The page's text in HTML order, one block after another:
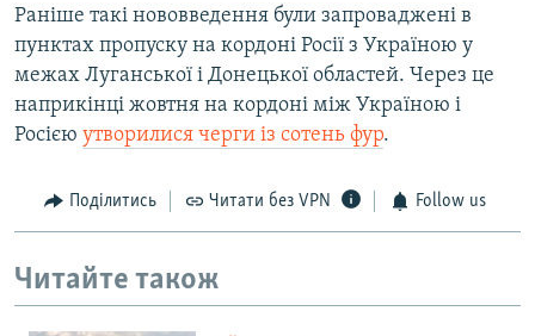
Раніше такі нововведення були запроваджені в
пунктах пропуску на кордоні Росії з Україною у
межах Луганської і Донецької областей. Через це
наприкінці жовтня на кордоні між Україною і
Росією утворилися черги із сотень фур.
Поділитись Читати без VPN Follow us
Читайте також